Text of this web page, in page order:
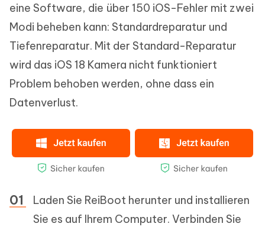
eine Software, die über 150 iOS-Fehler mit zwei
Modi beheben kann: Standardreparatur und
Tiefenreparatur. Mit der Standard-Reparatur
wird das iOS 18 Kamera nicht funktioniert
Problem behoben werden, ohne dass ein
Datenverlust.
Laden Sie ReiBoot herunter und installieren
Sie es auf Ihrem Computer. Verbinden Sie